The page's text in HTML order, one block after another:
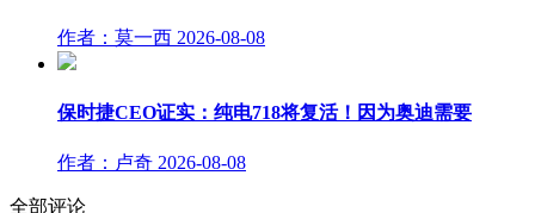
作者：莫一西 2026-08-08
保时捷CEO证实：纯电718将复活！因为奥迪需要
作者：卢奇 2026-08-08
全部评论